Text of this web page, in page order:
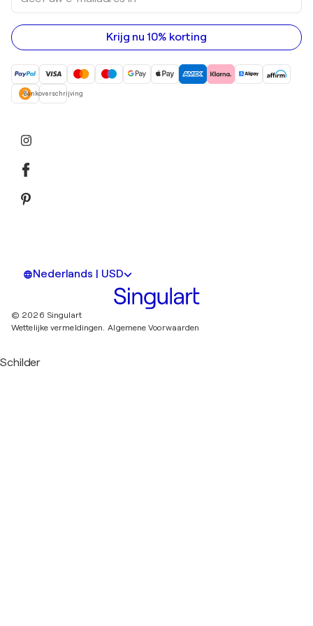
e-
mailadres
in
Krijg nu 10% korting
Bankoverschrijving
Nederlands | USD
© 2026 Singulart
Wettelijke vermeldingen. Algemene Voorwaarden
Schilder